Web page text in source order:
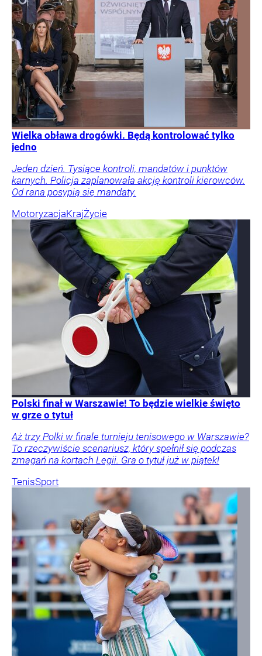
Wielka obława drogówki. Będą kontrolować tylko
jedno
Jeden dzień. Tysiące kontroli, mandatów i punktów
karnych. Policja zaplanowała akcję kontroli kierowców.
Od rana posypią się mandaty.
MotoryzacjaKrajŻycie
Polski finał w Warszawie! To będzie wielkie święto
w grze o tytuł
Aż trzy Polki w finale turnieju tenisowego w Warszawie?
To rzeczywiście scenariusz, który spełnił się podczas
zmagań na kortach Legii. Gra o tytuł już w piątek!
TenisSport